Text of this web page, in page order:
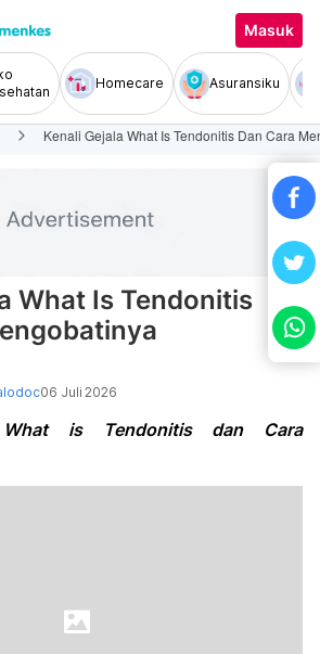
Masuk
Homecare Asuransiku
Kenali Gejala What Is Tendonitis Dan Cara
What Is Tendonitis
06 Juli 2026
What is Tendonitis dan Cara